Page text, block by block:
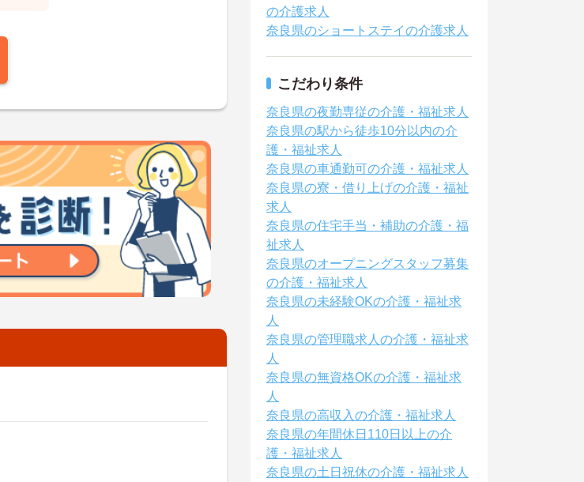
の介護求人
奈良県のショートステイの介護求人
こだわり条件
奈良県の夜勤専従の介護・福祉求人
奈良県の駅から徒歩10分以内の介
護・福祉求人
奈良県の車通勤可の介護・福祉求人
奈良県の寮・借り上げの介護・福祉
求人
奈良県の住宅手当・補助の介護・福
祉求人
奈良県のオープニングスタッフ募集
の介護・福祉求人
奈良県の未経験OKの介護・福祉求
人
奈良県の管理職求人の介護・福祉求
人
奈良県の無資格OKの介護・福祉求
人
奈良県の高収入の介護・福祉求人
奈良県の年間休日110日以上の介
護・福祉求人
奈良県の土日祝休の介護・福祉求人